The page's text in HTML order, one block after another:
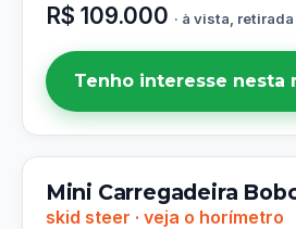
R$ 109.000 · à vista,
Tenho interesse nesta
Mini Carregadeira
skid steer · veja o horímetro